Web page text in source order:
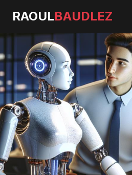
RAOULBAUDLEZ